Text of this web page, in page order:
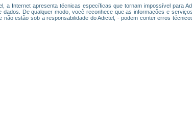
a Internet apresenta técnicas específicas que tornam impossível para
De qualquer modo, você reconhece que as informações e
estão sob a responsabilidade do Adictel, - podem conter erros